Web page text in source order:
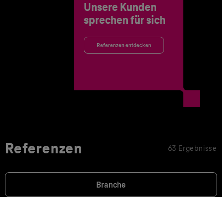
Unsere Kunden
sprechen für sich
Referenzen entdecken
Referenzen 63 Ergebnisse
Branche